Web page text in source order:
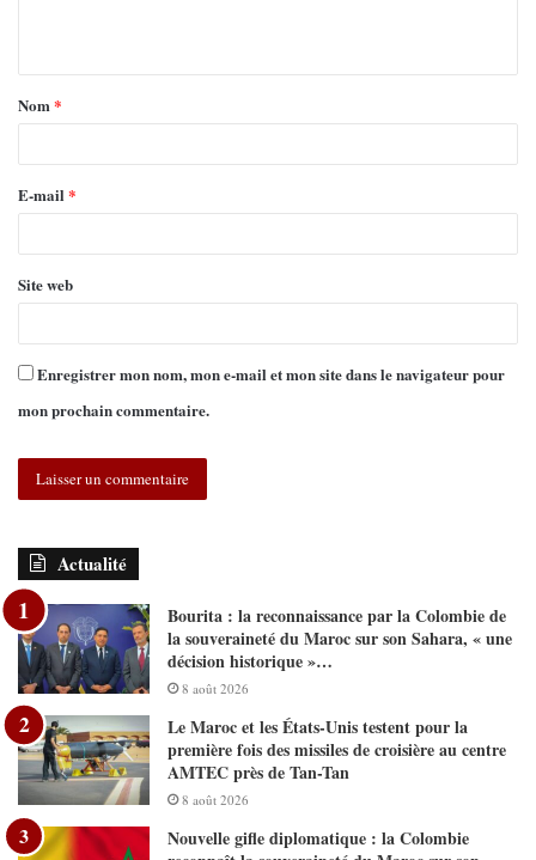
Nom*
E-mail *
Site web
Enregistrer mon nom, mon e-mail et mon site dans le navigateur pour
mon prochain commentaire.
Actualité
Bourita : la reconnaissance par la Colombie de
la souveraineté du Maroc sur son Sahara, « une
décision historique »…
8 août 2026
Le Maroc et les États-Unis testent pour la
première fois des missiles de croisière au centre
AMTEC près de Tan-Tan
8 août 2026
Nouvelle gifle diplomatique : la Colombie